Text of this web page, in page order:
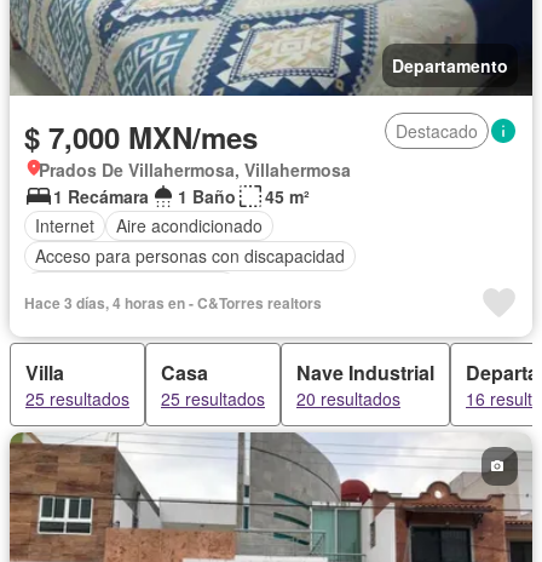
Departamento
$ 7,000 MXN/mes
Destacado
Prados De Villahermosa, Villahermosa
1 Recámara
1 Baño
45 m²
Internet
Aire acondicionado
Acceso para personas con discapacidad
Hace 3 días, 4 horas en - C&Torres realtors
Villa
25 resultados
Casa
25 resultados
Nave Industrial
20 resultados 16